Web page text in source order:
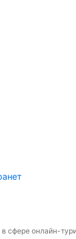
сфере онлайн-